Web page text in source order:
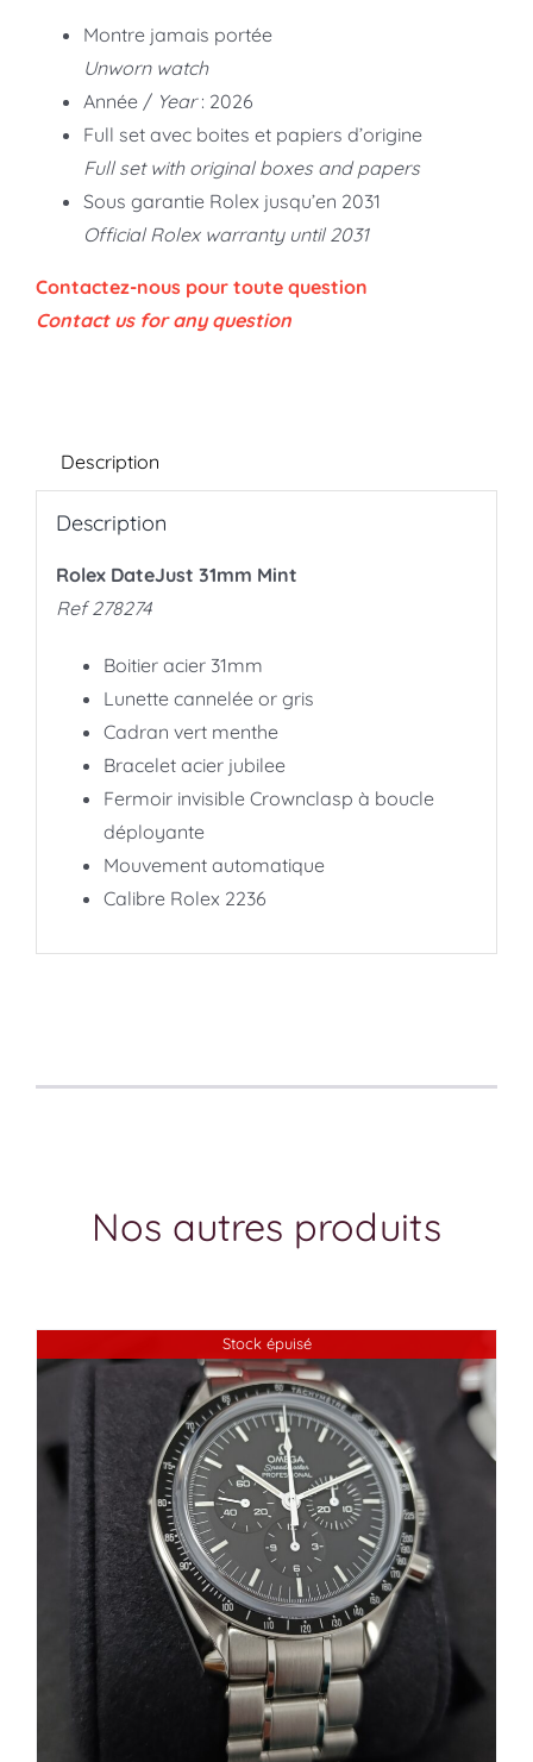
Montre jamais portée
Unworn watch
Année / Year: 2026
Full set avec boites et papiers d’origine
Full set with original boxes and papers
Sous garantie Rolex jusqu’en 2031
Official Rolex warranty until 2031
Contactez-nous pour toute question
Contact us for any question
Description
Description
Rolex DateJust 31mm Mint
Ref 278274
Boitier acier 31mm
Lunette cannelée or gris
Cadran vert menthe
Bracelet acier jubilee
Fermoir invisible Crownclasp à boucle
déployante
Mouvement automatique
Calibre Rolex 2236
Nos autres produits
Stock épuisé